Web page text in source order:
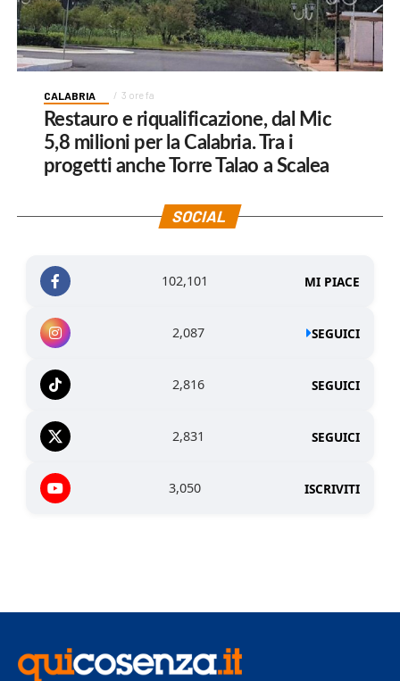
CALABRIA 3 ore fa
Restauro e riqualificazione, dal Mic
5,8 milioni per la Calabria. Tra i
progetti anche Torre Talao a Scalea
SOCIAL
102,101 MI PIACE
2,087 SEGUICI
2,816 SEGUICI
2,831 SEGUICI
3,050 ISCRIVITI